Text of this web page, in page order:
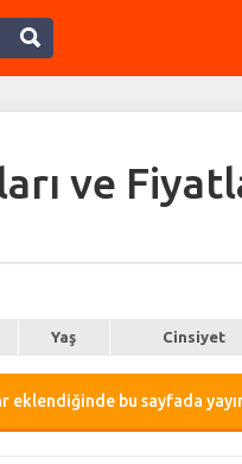
ve
Yaş Cinsiyet
bu sayfada